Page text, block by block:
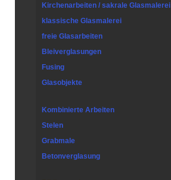
Kirchenarbeiten / sakrale Glasmalerei
klassische Glasmalerei
freie Glasarbeiten
Bleiverglasungen
Fusing
Glasobjekte
Kombinierte Arbeiten
Stelen
Grabmale
Betonverglasung